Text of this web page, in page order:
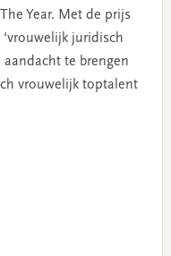
Year. Met de prijs
juridisch
te brengen
vrouwelijk toptalent